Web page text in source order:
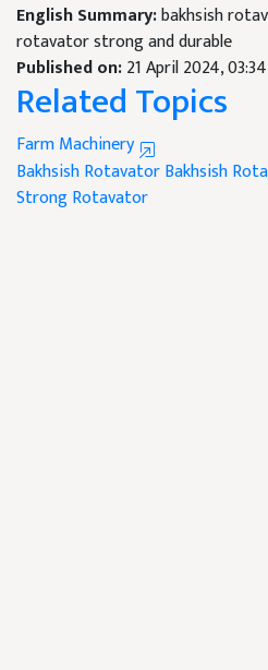
English Summary:bakhsish
rotavator strong and durable
Published on:21 April 2024,
Related Topics
Farm Machinery
Bakhsish RotavatorBakhsish
Strong Rotavator